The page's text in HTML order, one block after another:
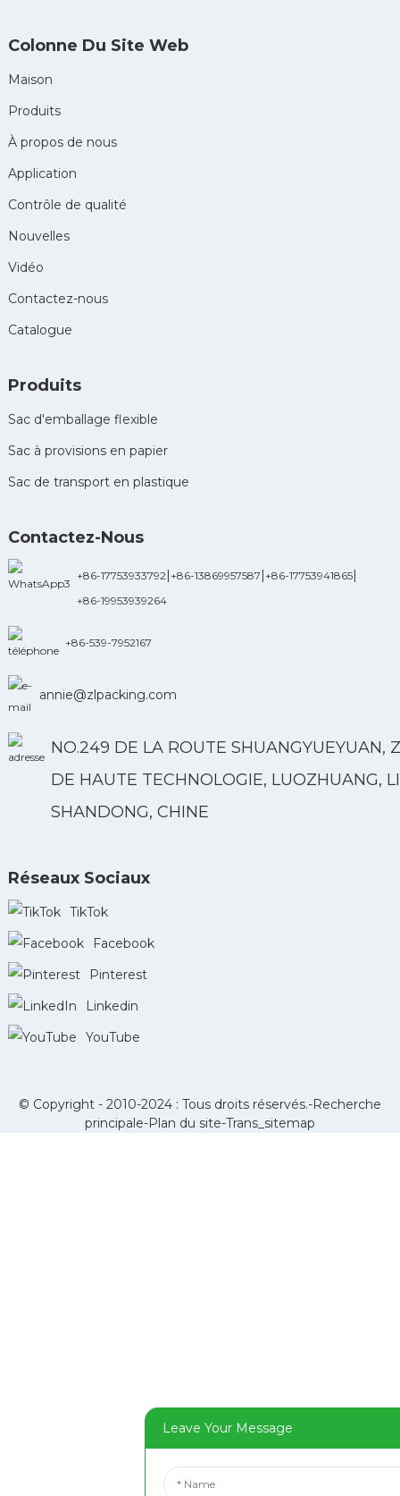
Colonne Du Site Web
Maison
Produits
À propos de nous
Application
Contrôle de qualité
Nouvelles
Vidéo
Contactez-nous
Catalogue
Produits
Sac d'emballage flexible
Sac à provisions en papier
Sac de transport en plastique
Contactez-Nous
+86-17753933792| +86-13869957587 | +86-17753941865|
+86-19953939264
+86-539-7952167
annie@zlpacking.com
NO.249 DE LA ROUTE SHUANGYUEYUAN,
DE HAUTE TECHNOLOGIE, LUOZHUANG,
SHANDONG, CHINE
Réseaux Sociaux
TikTok
Facebook
Pinterest
Linkedin
YouTube
© Copyright - 2010-2024 : Tous droits réservés.-Recherche
principale-Plan du site-Trans_sitemap
Leave Your Message